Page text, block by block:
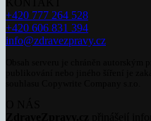
+420 777 264 528
+420 606 831 394
info@zdravezpravy.cz